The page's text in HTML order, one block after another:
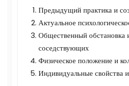
Предыдущий практика и
Актуальное
Общественный обстановка
соседствующих
Физическое положение и
Индивидуальные свойства